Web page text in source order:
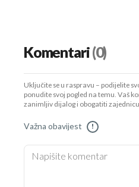
Komentari(0)
Uključite se u raspravu – podijelite
ponudite svoj pogled na temu. Vaš
zanimljiv dijalog i obogatiti
Važna obavijest !